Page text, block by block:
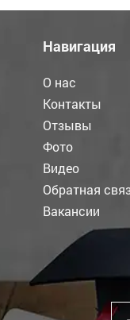
Навигация
О нас
Контакты
Отзывы
Фото
Видео
Обратная
Вакансии